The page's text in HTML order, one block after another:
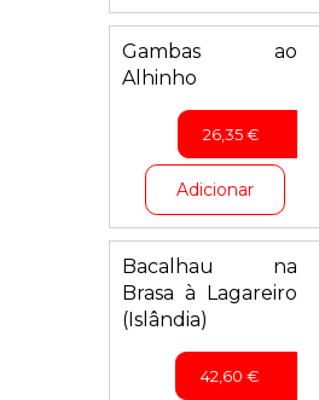
Gambas ao
Alhinho
26,35€
Adicionar
Bacalhau na
Brasa à Lagareiro
(Islândia)
42,60 €